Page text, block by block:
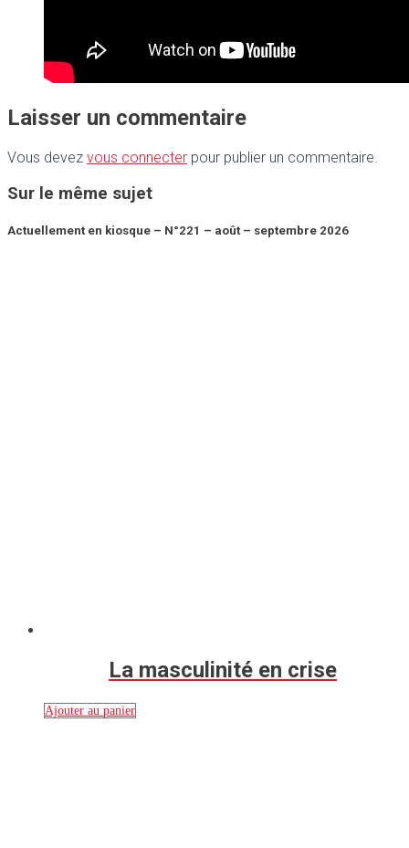
Laisser un commentaire
Vous devez vous connecter pour publier un commentaire.
Sur le même sujet
Actuellement en kiosque – N°221 – août – septembre 2026
La masculinité en crise
Ajouter au panier